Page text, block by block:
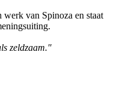
van Spinoza en staat
zeldzaam."